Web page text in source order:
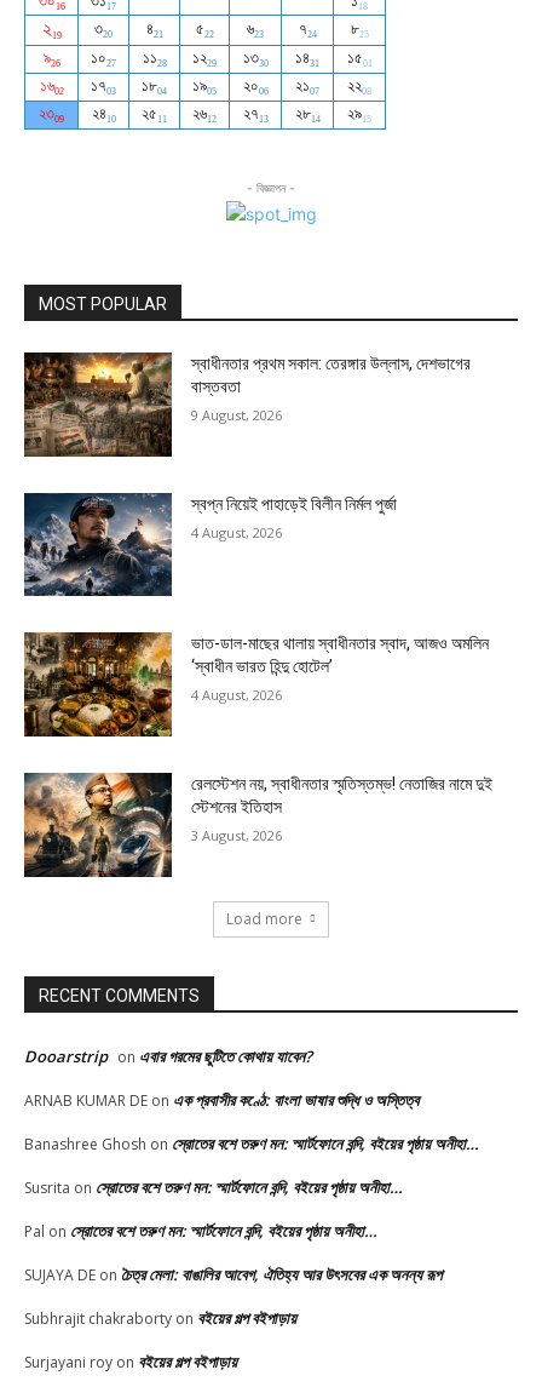
- বিজ্ঞাপন -
MOST POPULAR
স্বাধীনতার প্রথম সকাল: তেরঙ্গার উল্লাস, দেশভাগের
বাস্তবতা
9 August, 2026
স্বপ্ন নিয়েই পাহাড়েই বিলীন নির্মল পুর্জা
4 August, 2026
ভাত-ডাল-মাছের থালায় স্বাধীনতার স্বাদ, আজও অমলিন
‘স্বাধীন ভারত হিন্দু হোটেল’
4 August, 2026
রেলস্টেশন নয়, স্বাধীনতার স্মৃতিস্তম্ভ! নেতাজির নামে দুই
স্টেশনের ইতিহাস
3 August, 2026
Load more
RECENT COMMENTS
Dooarstrip on এবার গরমের ছুটিতে কোথায় যাবেন?
ARNAB KUMAR DE on এক প্রবাসীর কণ্ঠে: বাংলা ভাষার শুদ্ধি ও অস্তিত্ব
Banashree Ghosh on স্রোতের বশে তরুণ মন: স্মার্টফোনে বন্দি, বইয়ের পৃষ্ঠায় অনীহা…
Susrita on স্রোতের বশে তরুণ মন: স্মার্টফোনে বন্দি, বইয়ের পৃষ্ঠায় অনীহা…
Pal on স্রোতের বশে তরুণ মন: স্মার্টফোনে বন্দি, বইয়ের পৃষ্ঠায় অনীহা…
SUJAYA DE on চৈত্র মেলা: বাঙালির আবেগ, ঐতিহ্য আর উৎসবের এক অনন্য রূপ
Subhrajit chakraborty on বইয়ের গল্প বইপাড়ায়
Surjayani roy on বইয়ের গল্প বইপাড়ায়